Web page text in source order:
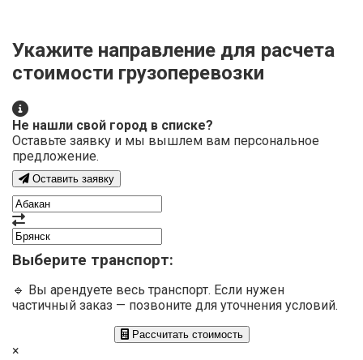
Укажите направление для расчета
стоимости грузоперевозки
Не нашли свой город в списке?
Оставьте заявку и мы вышлем вам персональное
предложение.
Оставить заявку
Выберите транспорт:
🔹 Вы арендуете весь транспорт. Если нужен
частичный заказ — позвоните для уточнения условий.
Рассчитать стоимость
×